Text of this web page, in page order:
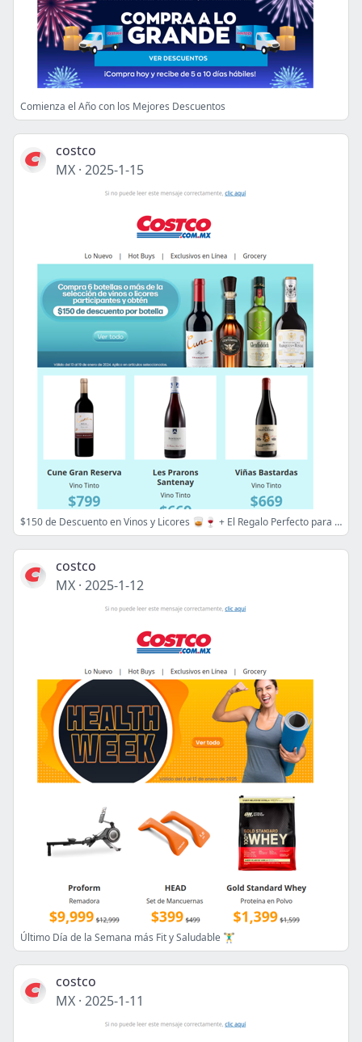
Comienza el Año con los Mejores Descuentos
costco
MX · 2025-1-15
$150 de Descuento en Vinos y Licores 🥃🍷 + El Regalo Perfecto para San Valentín
costco
MX · 2025-1-12
Último Día de la Semana más Fit y Saludable 🏋️‍♂️
costco
MX · 2025-1-11